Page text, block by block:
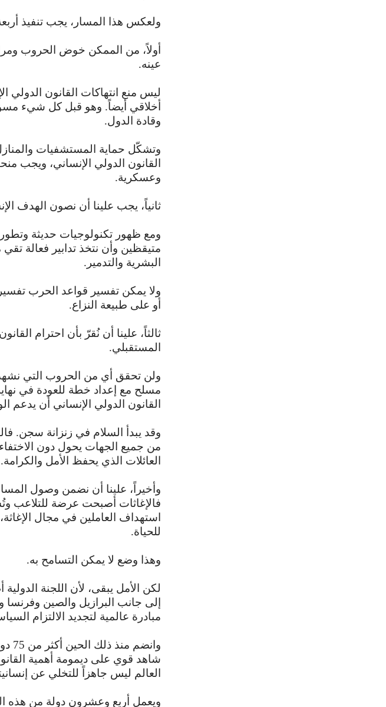
ولعكس هذا المسار، يجب تنفيذ
أولاً، من الممكن خوض الحروب
عينه.
ليس منع انتهاكات القانون الدولي
أخلاقي أيضاً. وهو قبل كل شيء
وقادة الدول.
وتشكّل حماية المستشفيات
القانون الدولي الإنساني، ويجب
وعسكرية.
ثانياً، يجب علينا أن نصون الهدف
ومع ظهور تكنولوجيات حديثة وتطور
متيقظين وأن نتخذ تدابير فعالة
البشرية والتدمير.
ولا يمكن تفسير قواعد الحرب
أو على طبيعة النزاع.
ثالثاً، علينا أن نُقرّ بأن احترام
المستقبلي.
ولن تحقق أي من الحروب التي
مسلح مع إعداد خطة للعودة في
القانون الدولي الإنساني أن يدعم
وقد يبدأ السلام في زنزانة سجن.
من جميع الجهات يحول دون
العائلات الذي يحفظ الأمل والكرامة.
وأخيراً، علينا أن نضمن وصول
فالإغاثات أصبحت عرضة للتلاعب
استهداف العاملين في مجال
للحياة.
وهذا وضع لا يمكن التسامح به.
لكن الأمل يبقى، لأن اللجنة
إلى جانب البرازيل والصين وفرنسا
مبادرة عالمية لتجديد الالتزام
شاهد قوي على ديمومة أهمية
العالم ليس جاهزاً للتخلي عن
ويعمل أربع وعشرون دولة من هذه